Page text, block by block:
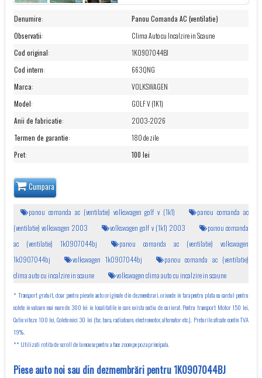
Denumire:
Panou Comanda AC (ventilatie)
Observatii:
Clima Auto cu Incalzire in Scaune
Cod original:
1K0907044BJ
Cod intern:
663QNG
Marca:
VOLKSWAGEN
Model:
GOLF V (1K1)
Anii de fabricatie:
2003-2026
Termen de garantie:
180 de zile
Pret: 100 lei
Cumpara
panou comanda ac (ventilatie) volkswagen golf v (1k1)
panou comanda ac
(ventilatie) volkswagen 2003
volkswagen golf v (1k1) 2003
panou comanda
ac (ventilatie) 1k0907044bj
panou comanda ac (ventilatie) volkswagen
1k0907044bj
volkswagen 1k0907044bj
panou comanda ac (ventilatie)
clima auto cu incalzire in scaune
volkswagen clima auto cu incalzire in scaune
* Transport gratuit, doar pentru piesele auto originale din dezmembrari, oriunde in tara pentru plata cu cardul pentru
colete in valoare mai mare de 300 lei in localitatile in care exista sediu de curierat. Pentru transport Motor 150 lei,
Cutie viteze 100 lei, Colete mici 30 lei (far, bara, radiatoare, electromotor, alternator etc.). Preturile afisate contin TVA
19%.
** Utilizati rotita de scroll de la mouse pentru a face zoom pe poza principala.
Piese auto noi sau din dezmembrări pentru 1K0907044BJ